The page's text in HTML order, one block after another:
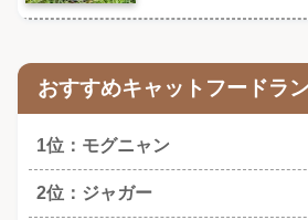
おすすめキャットフードラ
1位：モグニャン
2位：ジャガー